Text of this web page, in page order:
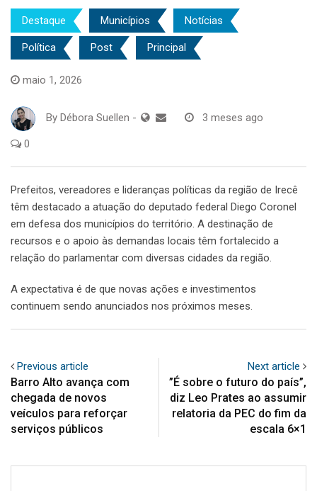
Destaque Municípios Notícias
Política Post Principal
maio 1, 2026
By Débora Suellen - 3 meses ago
0
Prefeitos, vereadores e lideranças políticas da região de Irecê
têm destacado a atuação do deputado federal Diego Coronel
em defesa dos municípios do território. A destinação de
recursos e o apoio às demandas locais têm fortalecido a
relação do parlamentar com diversas cidades da região.
A expectativa é de que novas ações e investimentos
continuem sendo anunciados nos próximos meses.
Previous article
Barro Alto avança com
chegada de novos
veículos para reforçar
serviços públicos
Next article
”É sobre o futuro do país”,
diz Leo Prates ao assumir
relatoria da PEC do fim da
escala 6×1